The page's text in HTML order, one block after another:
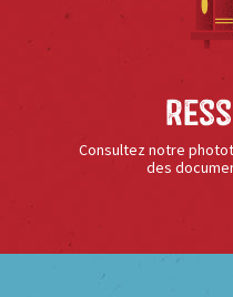
Consultez notre
des